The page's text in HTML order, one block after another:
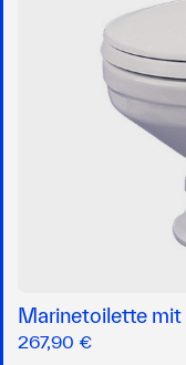
Marinetoilette
267,90 €